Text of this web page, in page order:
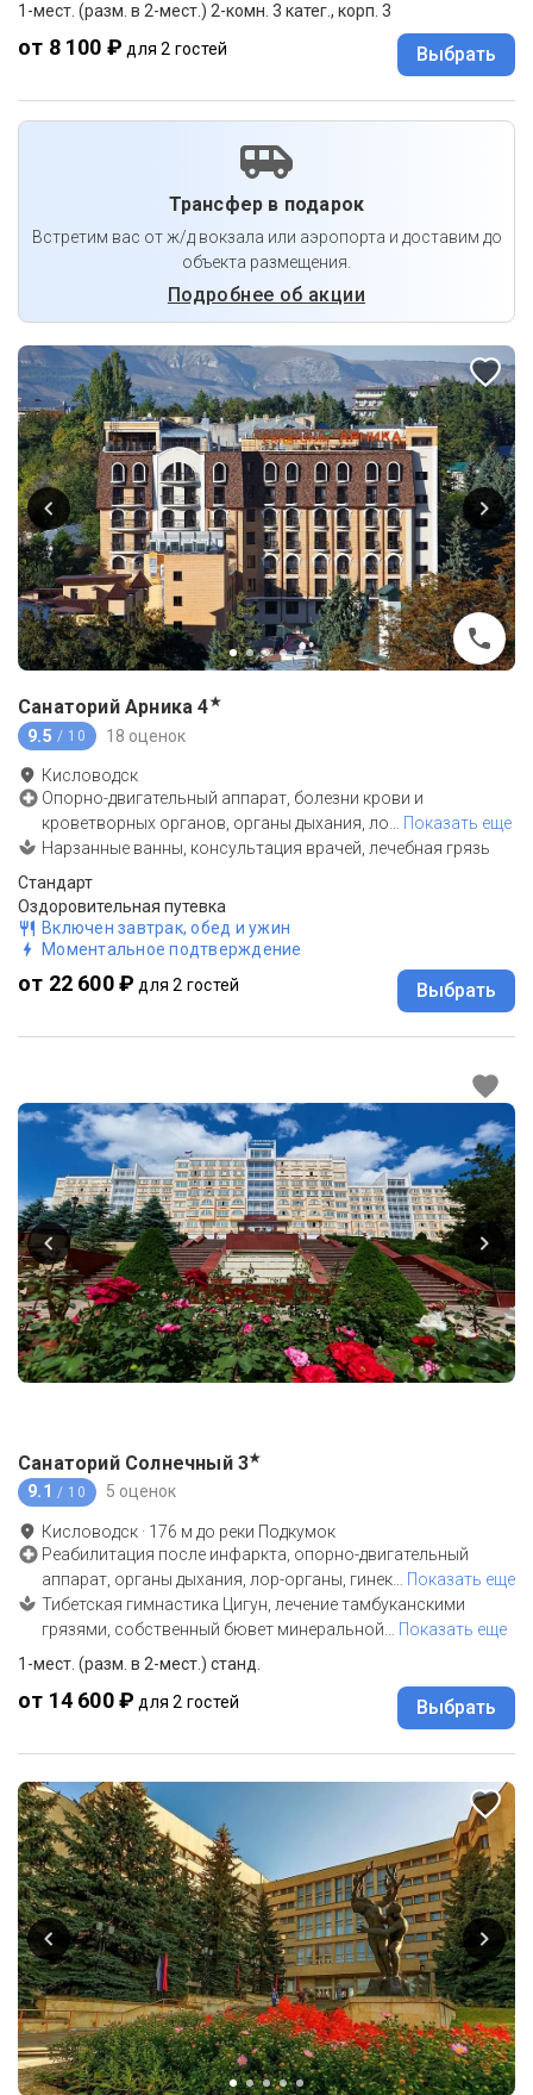
1-мест. (разм. в 2-мест.) 2-комн. 3 катег., корп. 3
от 8 100 ₽ для 2 гостей Выбрать
Трансфер в подарок
Встретим вас от ж/д вокзала или аэропорта и доставим до
объекта размещения.
Подробнее об акции
Санаторий Арника 4★
9.5 / 10 18 оценок
Кисловодск
Опорно-двигательный аппарат, болезни крови и
кроветворных органов, органы дыхания, ло
Показать еще
Нарзанные ванны, консультация врачей, лечебная грязь
Стандарт
Оздоровительная путевка
Включен завтрак, обед и ужин
Моментальное подтверждение
от 22 600 ₽ для 2 гостей Выбрать
Санаторий Солнечный 3★
9.1 / 10 5 оценок
Кисловодск · 176 м до реки Подкумок
Реабилитация после инфаркта, опорно-двигательный
аппарат, органы дыхания, лор-органы, гинек
Показать еще
Тибетская гимнастика Цигун, лечение тамбуканскими
грязями, собственный бювет минеральной
Показать еще
1-мест. (разм. в 2-мест.) станд.
от 14 600 ₽ для 2 гостей Выбрать